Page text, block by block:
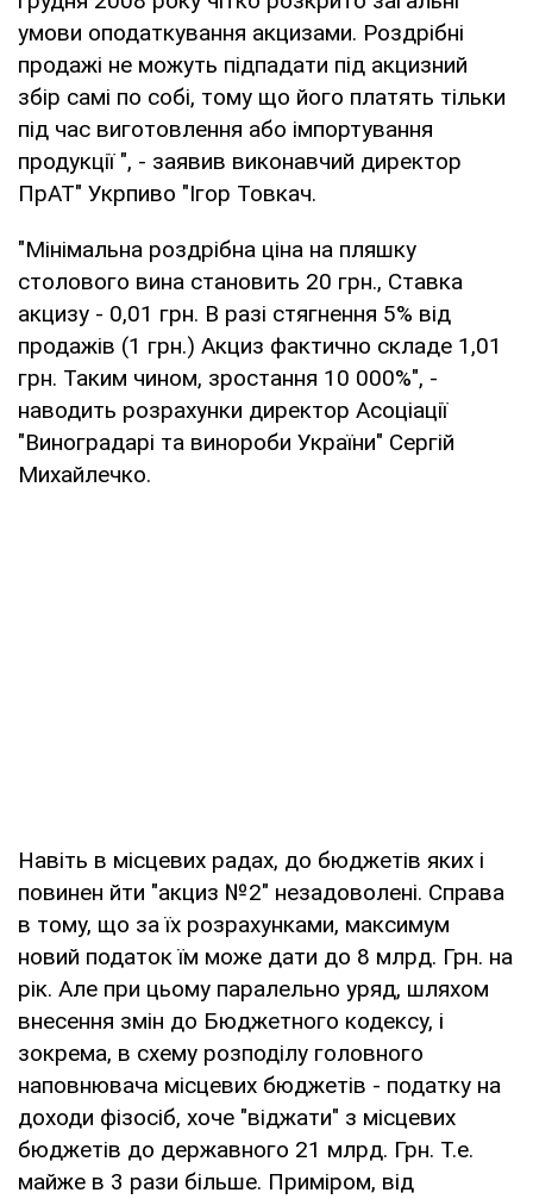
умови оподаткування акцизами. Роздрібні
продажі не можуть підпадати під акцизний
збір самі по собі, тому що його платять тільки
під час виготовлення або імпортування
продукції ", - заявив виконавчий директор
ПрАТ" Укрпиво "Ігор Товкач.
"Мінімальна роздрібна ціна на пляшку
столового вина становить 20 грн., Ставка
акцизу - 0,01 грн. В разі стягнення 5% від
продажів (1 грн.) Акциз фактично складе 1,01
грн. Таким чином, зростання 10 000%", -
наводить розрахунки директор Асоціації
"Виноградарі та винороби України" Сергій
Михайлечко.
Навіть в місцевих радах, до бюджетів яких і
повинен йти "акциз №2" незадоволені. Справа
в тому, що за їх розрахунками, максимум
новий податок їм може дати до 8 млрд. Грн. на
рік. Але при цьому паралельно уряд, шляхом
внесення змін до Бюджетного кодексу, і
зокрема, в схему розподілу головного
наповнювача місцевих бюджетів - податку на
доходи фізосіб, хоче "віджати" з місцевих
бюджетів до державного 21 млрд. Грн. Т.е.
майже в 3 рази більше. Приміром, від